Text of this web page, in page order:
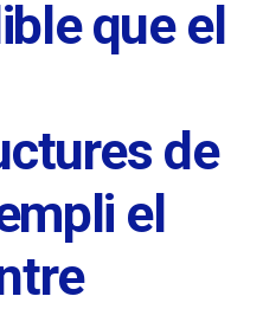
que el
de
el